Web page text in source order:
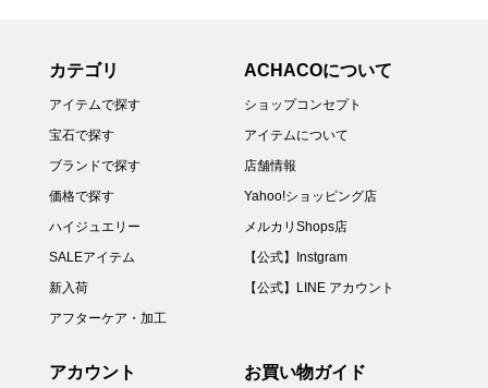
カテゴリ
アイテムで探す
宝石で探す
ブランドで探す
価格で探す
ハイジュエリー
SALEアイテム
新入荷
アフターケア・加工
ACHACOについて
ショップコンセプト
アイテムについて
店舗情報
Yahoo!ショッピング店
メルカリShops店
【公式】Instgram
【公式】LINE アカウント
アカウント お買い物ガイド